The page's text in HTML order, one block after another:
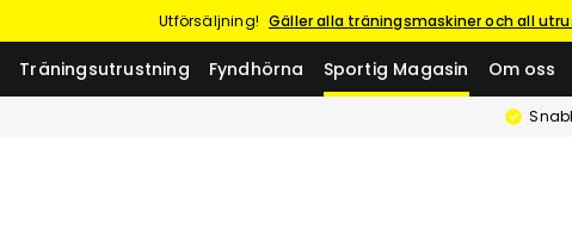
Utförsäljning! Gäller alla träningsmaskiner och all
Träningsutrustning Fyndhörna Sportig Magasin Om oss